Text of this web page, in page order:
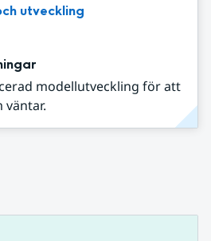
utveckling
modellutveckling för att
väntar.